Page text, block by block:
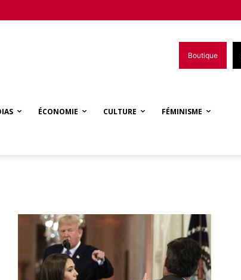
Boutique
ÉCONOMIE CULTURE FÉMINISME